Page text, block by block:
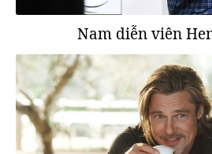
Nam diễn viên